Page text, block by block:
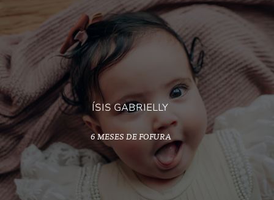
ÍSIS GABRIELLY
6 MESES DE FOFURA